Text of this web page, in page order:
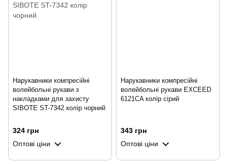
Нарукавники компресійні
волейбольні рукави з
накладками для захисту
SIBOTE ST-7342 колір чорний
324 грн
Оптові ціни
Нарукавники компресійні
волейбольні рукави EXCEED
6121CA колір сірий
343 грн
Оптові ціни